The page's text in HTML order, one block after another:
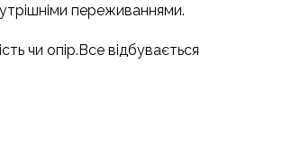
переживаннями.
чи опір.Все відбувається